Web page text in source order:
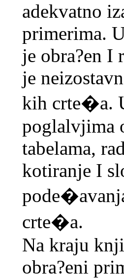
adekvatno
primerima.
je obra?en I
je
kih crte�a.
poglalvjima
tabelama,
kotiranje I
crte�a.
Na kraju
obra?eni